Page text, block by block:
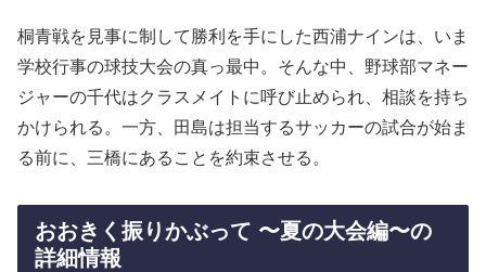
桐青戦を見事に制して勝利を手にした西浦ナインは、いま
学校行事の球技大会の真っ最中。そんな中、野球部マネー
ジャーの千代はクラスメイトに呼び止められ、相談を持ち
かけられる。一方、田島は担当するサッカーの試合が始ま
る前に、三橋にあることを約束させる。
おおきく振りかぶって 〜夏の大会編〜の
詳細情報